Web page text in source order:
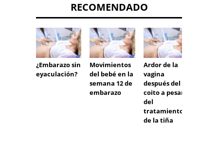
RECOMENDADO
¿Embarazo sin
eyaculación?
Movimientos
del bebé en la
semana 12 de
embarazo
Ardor de la
vagina
después del
coito a pesar
del
tratamiento
de la tiña